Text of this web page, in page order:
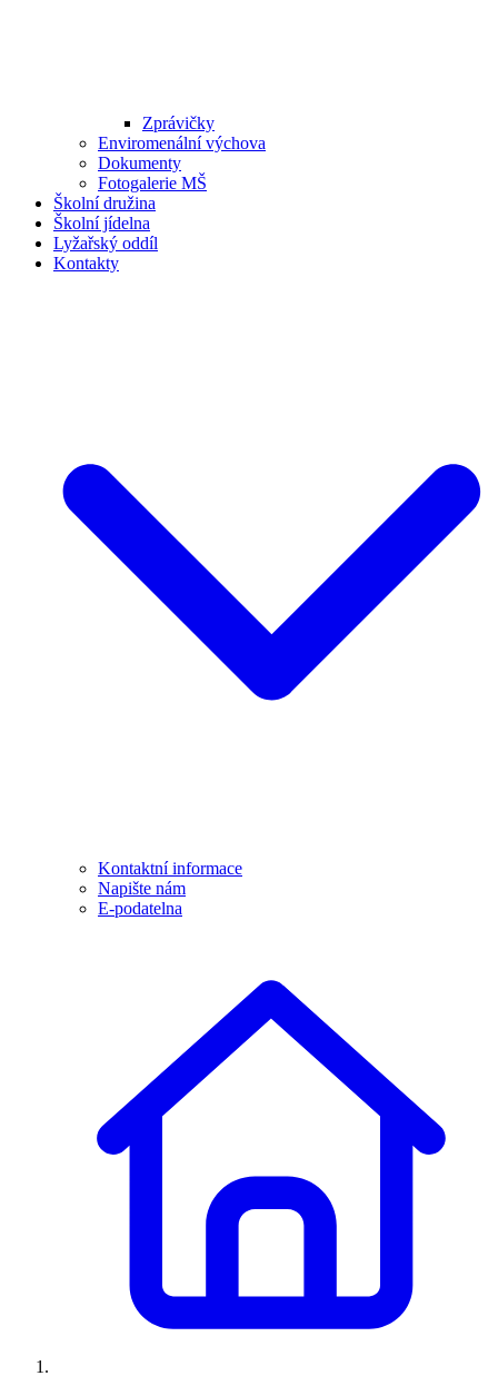
Zprávičky
Enviromenální výchova
Dokumenty
Fotogalerie MŠ
Školní družina
Školní jídelna
Lyžařský oddíl
Kontakty
Kontaktní informace
Napište nám
E-podatelna